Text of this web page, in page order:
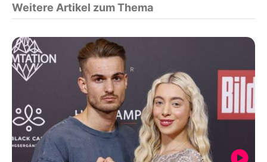
Weitere Artikel zum Thema